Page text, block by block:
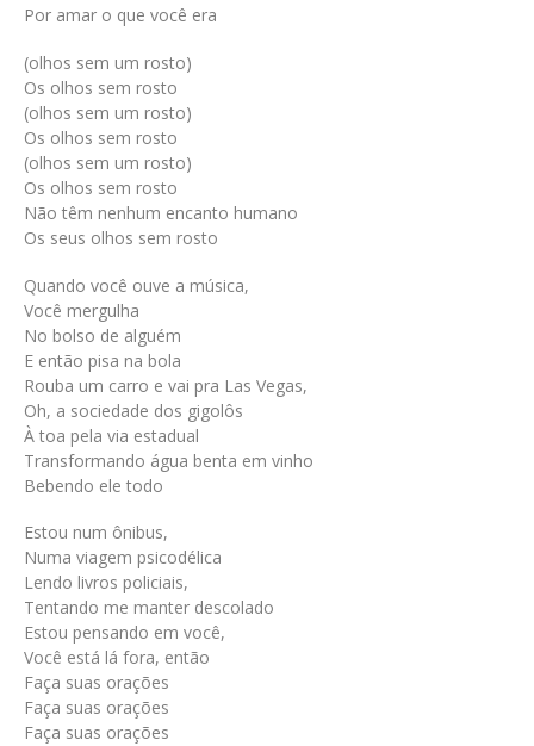
Por amar o que você era
(olhos sem um rosto)
Os olhos sem rosto
(olhos sem um rosto)
Os olhos sem rosto
(olhos sem um rosto)
Os olhos sem rosto
Não têm nenhum encanto humano
Os seus olhos sem rosto
Quando você ouve a música,
Você mergulha
No bolso de alguém
E então pisa na bola
Rouba um carro e vai pra Las Vegas,
Oh, a sociedade dos gigolôs
À toa pela via estadual
Transformando água benta em vinho
Bebendo ele todo
Estou num ônibus,
Numa viagem psicodélica
Lendo livros policiais,
Tentando me manter descolado
Estou pensando em você,
Você está lá fora, então
Faça suas orações
Faça suas orações
Faça suas orações